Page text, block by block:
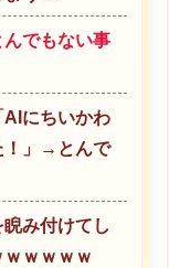
でもない事
AIにちいかわ
」→とんで
睨み付けてし
ｗｗｗｗ